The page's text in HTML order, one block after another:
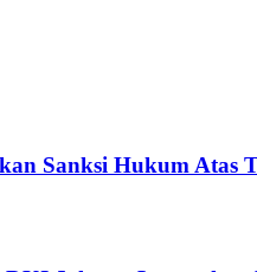
Sanksi Hukum Atas